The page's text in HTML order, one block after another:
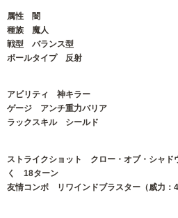
属性 闇
種族 魔人
戦型 バランス型
ボールタイプ 反射
アビリティ 神キラー
ゲージ アンチ重力バリア
ラックスキル シールド
ストライクショット クロー・オブ・シャ
く 18ターン
友情コンボ リワインドブラスター（威力：